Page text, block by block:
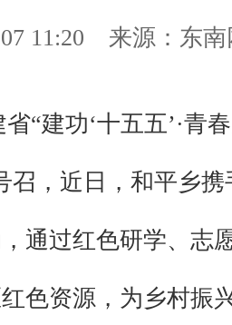
11:20 来源：东南
“建功‘十五五’·青
召，近日，和平乡
通过红色研学、志
色资源，为乡村振